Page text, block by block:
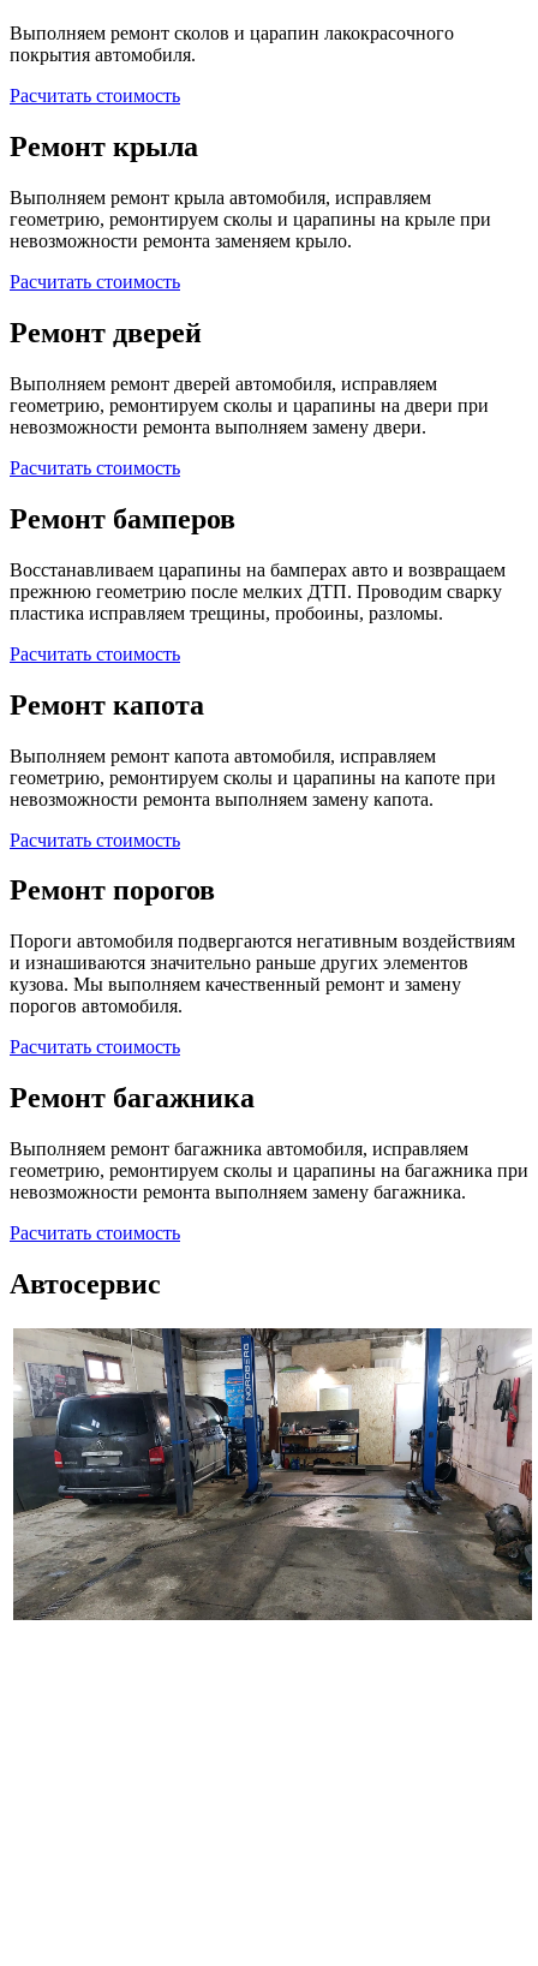
Выполняем ремонт сколов и царапин лакокрасочного
покрытия автомобиля.
Расчитать стоимость
Ремонт крыла
Выполняем ремонт крыла автомобиля, исправляем
геометрию, ремонтируем сколы и царапины на крыле при
невозможности ремонта заменяем крыло.
Расчитать стоимость
Ремонт дверей
Выполняем ремонт дверей автомобиля, исправляем
геометрию, ремонтируем сколы и царапины на двери при
невозможности ремонта выполняем замену двери.
Расчитать стоимость
Ремонт бамперов
Восстанавливаем царапины на бамперах авто и возвращаем
прежнюю геометрию после мелких ДТП. Проводим сварку
пластика исправляем трещины, пробоины, разломы.
Расчитать стоимость
Ремонт капота
Выполняем ремонт капота автомобиля, исправляем
геометрию, ремонтируем сколы и царапины на капоте при
невозможности ремонта выполняем замену капота.
Расчитать стоимость
Ремонт порогов
Пороги автомобиля подвергаются негативным воздействиям
и изнашиваются значительно раньше других элементов
кузова. Мы выполняем качественный ремонт и замену
порогов автомобиля.
Расчитать стоимость
Ремонт багажника
Выполняем ремонт багажника автомобиля, исправляем
геометрию, ремонтируем сколы и царапины на багажника при
невозможности ремонта выполняем замену багажника.
Расчитать стоимость
Автосервис